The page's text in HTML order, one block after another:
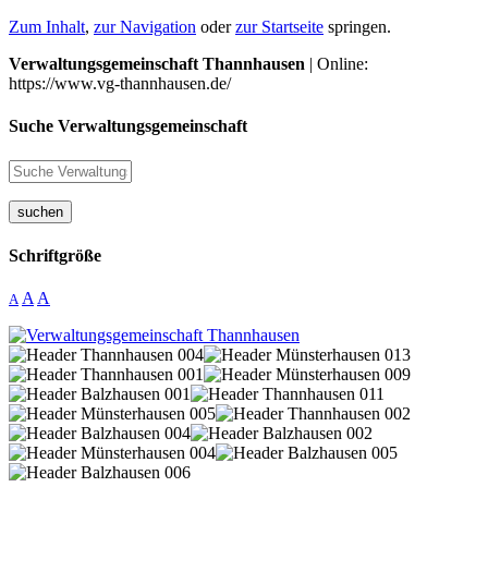
Zum Inhalt, zur Navigation oderzur Startseite springen.
Verwaltungsgemeinschaft Thannhausen | Online:
https://www.vg-thannhausen.de/
Suche Verwaltungsgemeinschaft
suchen
Schriftgröße
A A A